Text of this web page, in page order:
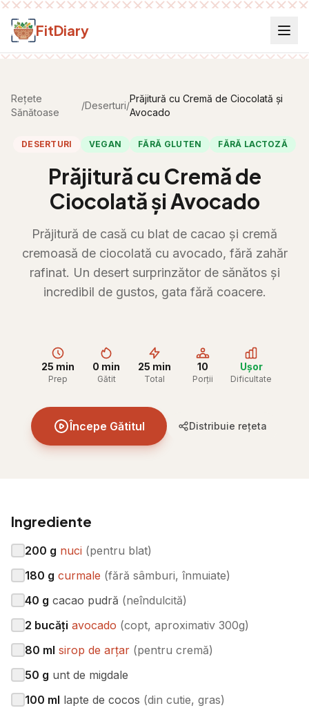
Salt la conținut
FitDiary
Rețete
Sănătoase
/Deserturi/
Prăjitură cu Cremă de Ciocolată și
Avocado
DESERTURI VEGAN FĂRĂ GLUTEN FĂRĂ LACTOZĂ
Prăjitură cu Cremă de
Ciocolată și Avocado
Prăjitură de casă cu blat de cacao și cremă
cremoasă de ciocolată cu avocado, fără zahăr
rafinat. Un desert surprinzător de sănătos și
incredibil de gustos, gata fără coacere.
25 min
Prep
0 min
Gătit
25 min
Total
10
Porții
Ușor
Dificultate
Începe Gătitul Distribuie rețeta
Ingrediente
200 g nuci (pentru blat)
180 g curmale (fără sâmburi, înmuiate)
40 g cacao pudră (neîndulcită)
2 bucăți avocado (copt, aproximativ 300g)
80 ml sirop de arțar (pentru cremă)
50 g unt de migdale
100 ml lapte de cocos (din cutie, gras)